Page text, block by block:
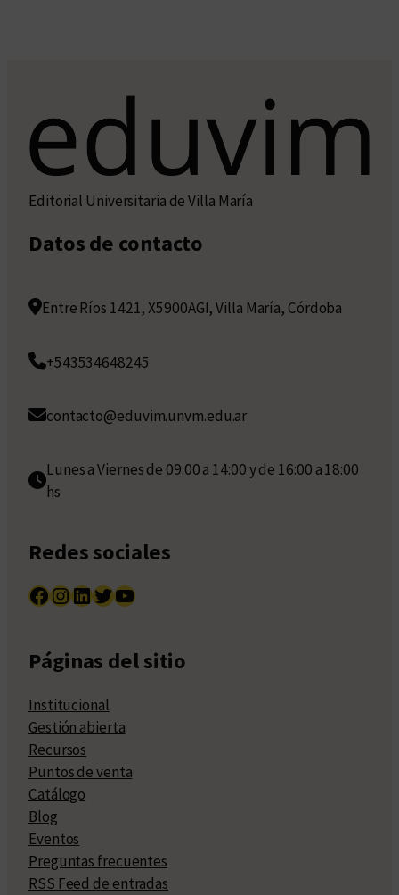
Editorial Universitaria de Villa María
Datos de contacto
Entre Ríos 1421, X5900AGI, Villa María, Córdoba
+543534648245
contacto@eduvim.unvm.edu.ar
Lunes a Viernes de 09:00 a 14:00 y de 16:00 a 18:00
hs
Redes sociales
Facebook InstagramLinkedIn Twitter YouTube
Páginas del sitio
Institucional
Gestión abierta
Recursos
Puntos de venta
Catálogo
Blog
Eventos
Preguntas frecuentes
RSS Feed de entradas